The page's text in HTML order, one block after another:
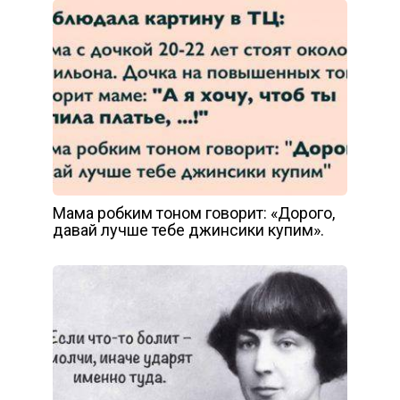
Мама робким тоном говорит: «Дорого,
давай лучше тебе джинсики купим».